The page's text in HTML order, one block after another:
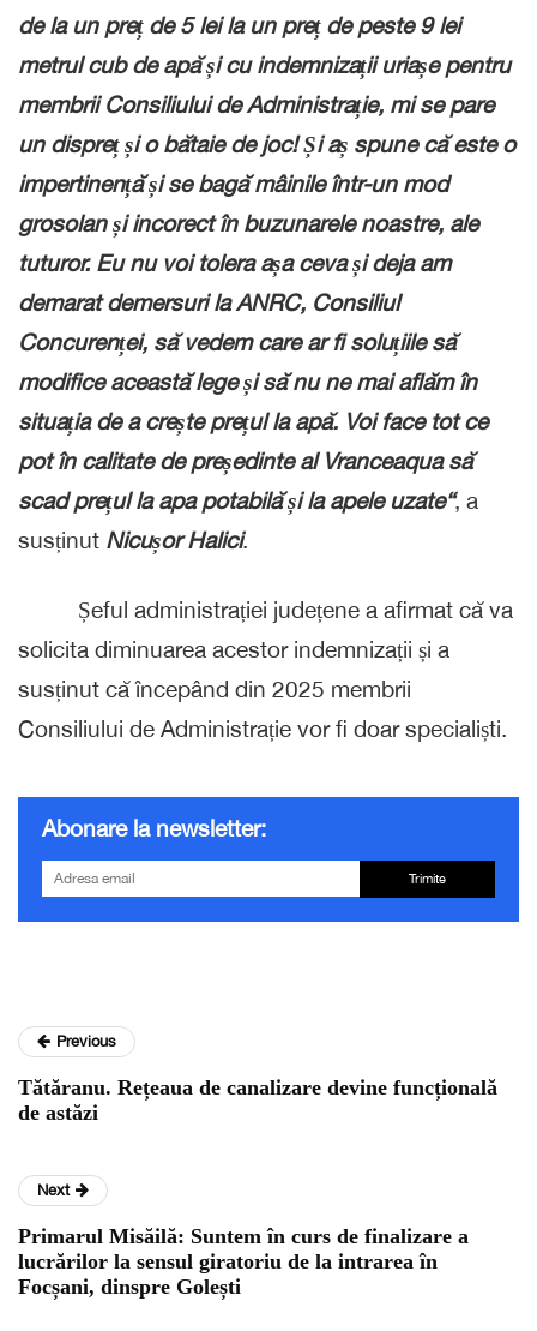
de la un preț de 5 lei la un preț de peste 9 lei
metrul cub de apă și cu indemnizații uriașe pentru
membrii Consiliului de Administrație, mi se pare
un dispreț și o bătaie de joc! Și aș spune că este o
impertinență și se bagă mâinile într-un mod
grosolan și incorect în buzunarele noastre, ale
tuturor. Eu nu voi tolera așa ceva și deja am
demarat demersuri la ANRC, Consiliul
Concurenței, să vedem care ar fi soluțiile să
modifice această lege și să nu ne mai aflăm în
situația de a crește prețul la apă. Voi face tot ce
pot în calitate de președinte al Vranceaqua să
scad prețul la apa potabilă și la apele uzate“, a
susținut Nicușor Halici.
Șeful administrației județene a afirmat că va
solicita diminuarea acestor indemnizații și a
susținut că începând din 2025 membrii
Consiliului de Administrație vor fi doar specialiști.
Abonare la newsletter:
Trimite
Previous
Tătăranu. Rețeaua de canalizare devine funcțională
de astăzi
Next
Primarul Misăilă: Suntem în curs de finalizare a
lucrărilor la sensul giratoriu de la intrarea în
Focșani, dinspre Golești